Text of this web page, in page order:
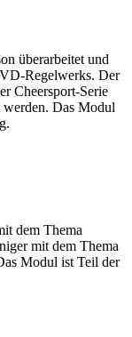
überarbeitet und
Regelwerks. Der
Cheersport-Serie
werden. Das Modul
dem Thema
mit dem Thema
Modul ist Teil der